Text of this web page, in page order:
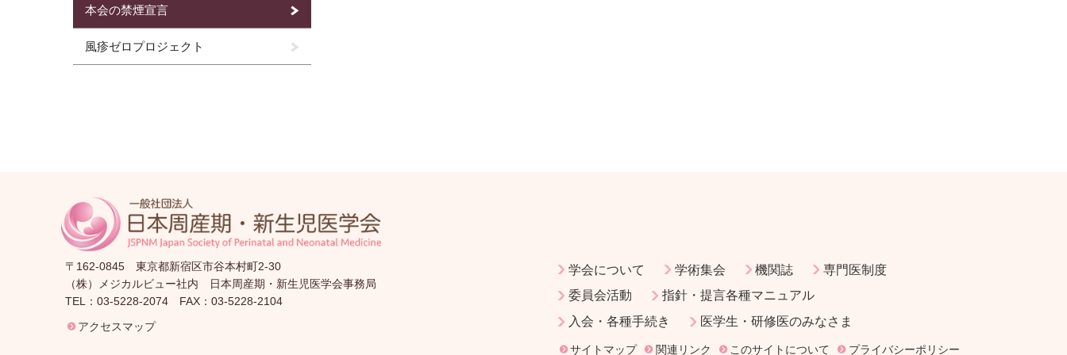
本会の禁煙宣言
風疹ゼロプロジェクト
〒162-0845 東京都新宿区市谷本村町2-30
（株）メジカルビュー社内 日本周産期・新生児医学会事務局
TEL：03-5228-2074 FAX：03-5228-2104
アクセスマップ
学会について 学術集会 機関誌
専門医制度
委員会活動
指針・提言各種マニュアル
入会・各種手続き
医学生・研修医のみなさま
サイトマップ 関連リンク このサイトについて プライバシーポリシー